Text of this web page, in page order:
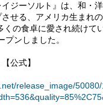
ジーソルト』は、和・
せる、アメリカ生まれの
の食卓に愛され続けて
ンしました。
公式】
release_image/